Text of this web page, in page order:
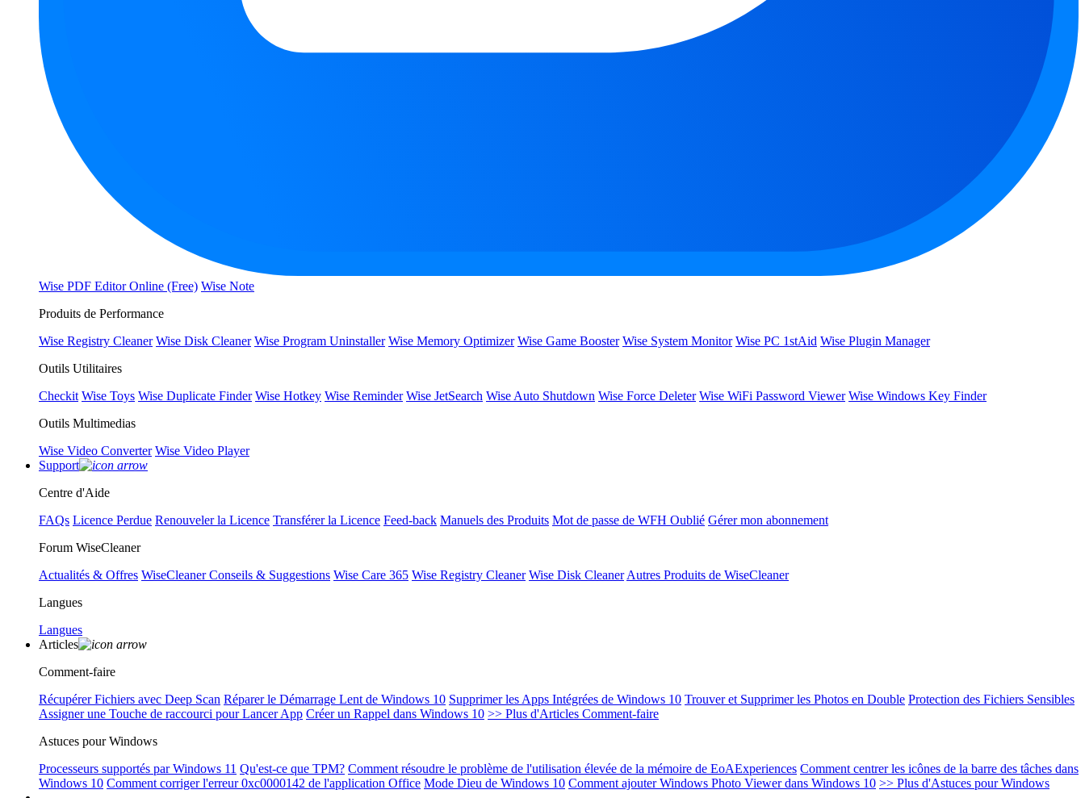
Wise PDF Editor Online (Free) Wise Note
Produits de Performance
Wise Registry Cleaner Wise Disk Cleaner Wise Program Uninstaller Wise Memory Optimizer Wise Game Booster Wise System Monitor Wise PC 1stAid Wise Plugin Manager
Outils Utilitaires
Checkit Wise Toys Wise Duplicate Finder Wise Hotkey Wise Reminder Wise JetSearch Wise Auto Shutdown Wise Force Deleter Wise WiFi Password Viewer Wise Windows Key Finder
Outils Multimedias
Wise Video Converter Wise Video Player
Support
Centre d'Aide
FAQs Licence Perdue Renouveler la Licence Transférer la Licence Feed-back Manuels des Produits Mot de passe de WFH Oublié Gérer mon abonnement
Forum WiseCleaner
Actualités & Offres WiseCleaner Conseils & Suggestions Wise Care 365 Wise Registry Cleaner Wise Disk Cleaner Autres Produits de WiseCleaner
Langues
Langues
Articles
Comment-faire
Récupérer Fichiers avec Deep Scan Réparer le Démarrage Lent de Windows 10 Supprimer les Apps Intégrées de Windows 10 Trouver et Supprimer les Photos en Double Protection des Fichiers Sensibles
Assigner une Touche de raccourci pour Lancer App Créer un Rappel dans Windows 10 >> Plus d'Articles Comment-faire
Astuces pour Windows
Processeurs supportés par Windows 11 Qu'est-ce que TPM? Comment résoudre le problème de l'utilisation élevée de la mémoire de EoAExperiences Comment centrer les icônes de la barre des tâches dans
Windows 10 Comment corriger l'erreur 0xc0000142 de l'application Office Mode Dieu de Windows 10 Comment ajouter Windows Photo Viewer dans Windows 10 >> Plus d'Astuces pour Windows